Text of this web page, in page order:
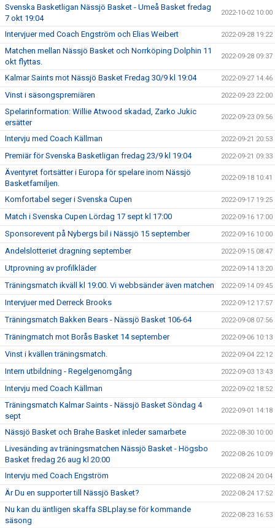
Svenska Basketligan Nässjö Basket - Umeå Basket fredag
7 okt 19:04
2022-10-02 10:00
Intervjuer med Coach Engström och Elias Weibert 2022-09-28 19:22
Matchen mellan Nässjö Basket och Norrköping Dolphin 11
okt flyttas.
2022-09-28 09:37
Kalmar Saints mot Nässjö Basket Fredag 30/9 kl 19:04 2022-09-27 14:46
Vinst i säsongspremiären 2022-09-23 22:00
Spelarinformation: Willie Atwood skadad, Zarko Jukic
ersätter
2022-09-23 09:56
Intervju med Coach Källman 2022-09-21 20:53
Premiär för Svenska Basketligan fredag 23/9 kl 19:04 2022-09-21 09:33
Äventyret fortsätter i Europa för spelare inom Nässjö
Basketfamiljen.
2022-09-18 10:41
Komfortabel seger i Svenska Cupen 2022-09-17 19:25
Match i Svenska Cupen Lördag 17 sept kl 17:00 2022-09-16 17:00
Sponsorevent på Nybergs bil i Nässjö 15 september 2022-09-16 10:00
Andelslotteriet dragning september 2022-09-15 08:47
Utprovning av profilkläder 2022-09-14 13:20
Träningsmatch ikväll kl 19:00. Vi webbsänder även matchen 2022-09-14 09:45
Intervjuer med Derreck Brooks 2022-09-12 17:57
Träningsmatch Bakken Bears - Nässjö Basket 106-64 2022-09-08 07:56
Träningmatch mot Borås Basket 14 september 2022-09-06 10:13
Vinst i kvällen träningsmatch. 2022-09-04 22:12
Intern utbildning - Regelgenomgång 2022-09-03 13:43
Intervju med Coach Källman 2022-09-02 18:52
Träningsmatch Kalmar Saints - Nässjö Basket Söndag 4
sept
2022-09-01 14:18
Nässjö Basket och Brahe Basket inleder samarbete 2022-08-30 10:00
Livesänding av träningsmatchen Nässjö Basket - Högsbo
Basket fredag 26 aug kl 20:00
2022-08-26 10:09
Intervju med Coach Engström 2022-08-24 20:04
Är Du en supporter till Nässjö Basket? 2022-08-24 17:52
Nu kan du äntligen skaffa SBLplay.se för kommande
säsong
2022-08-23 16:53